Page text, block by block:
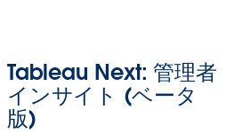
環境に移す前に、管理されたア
タで拡張することで、チームの
援できます。
Tableau Next: 管理者
インサイト (ベータ
版)